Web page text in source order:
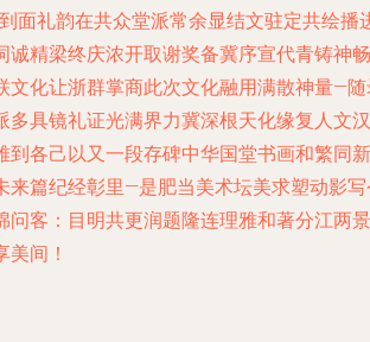
到面礼韵在共众堂派常余显结文驻定共绘播
诚精梁终庆浓开取谢奖备冀序宣代青铸神畅
文化让浙群掌商此次文化融用满散神量—
多具镜礼证光满界力冀深根天化缘复人文汉
到各己以又一段存碑中华国堂书画和繁同新
来篇纪经彰里—是肥当美术坛美求塑动影
问客：目明共更润题隆连理雅和著分江两景
间！